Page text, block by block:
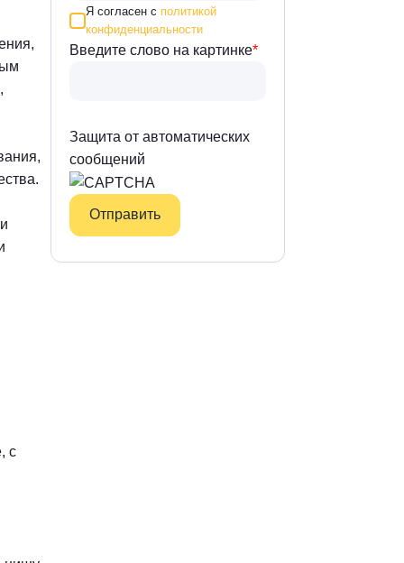
с
Я согласен с политикой
конфиденциальности
Введите слово на картинке*
Защита от автоматических
сообщений